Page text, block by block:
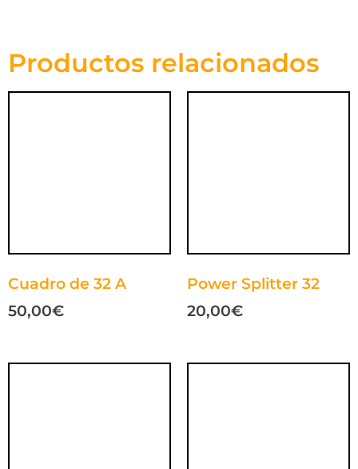
Productos relacionados
Cuadro de 32 A
50,00€
Power Splitter 32
20,00€